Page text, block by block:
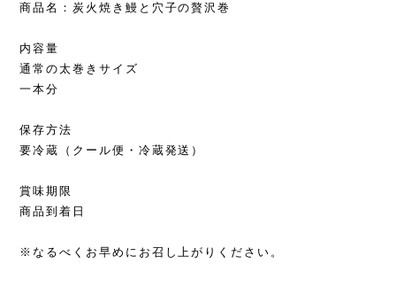
商品名：炭火焼き鰻と穴子の贅沢巻
内容量
通常の太巻きサイズ
一本分
保存方法
要冷蔵（クール便・冷蔵発送）
賞味期限
商品到着日
※なるべくお早めにお召し上がりください。